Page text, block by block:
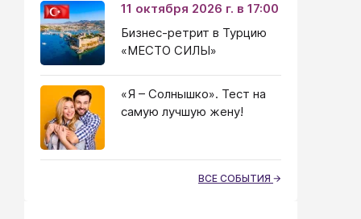
11 октября 2026 г. в 17:00
Бизнес-ретрит в Турцию
«МЕСТО СИЛЫ»
«Я – Солнышко». Тест на
самую лучшую жену!
ВСЕ СОБЫТИЯ